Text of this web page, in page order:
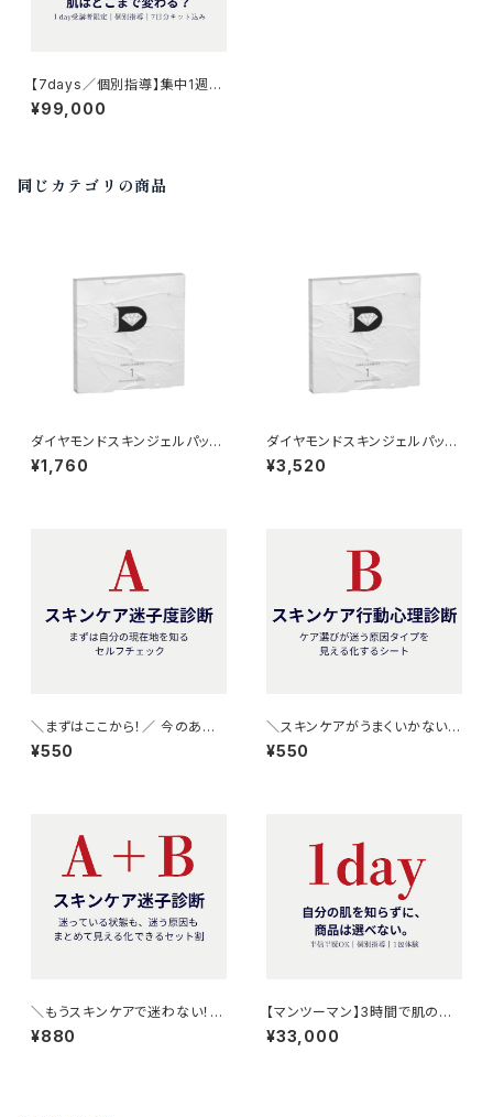
【7days／個別指導】集中1週間
で肌はどこまで変わる？本気の
スキンケア体感講座｜トライア
¥99,000
同じカテゴリの商品
ダイヤモンドスキンジェルパック
（1包入）×１箱 弊社オリジナ
ル｜琉球粘土×炭酸ガスパック
¥1,760
ダイヤモンドスキンジェルパック
（1包入）×２箱 弊社オリジナ
ル｜琉球粘土×炭酸ガスパック
¥3,520
＼まずはここから！／ 今のあな
たの“スキンケア迷子レベル”が
3分でわかるセルフ診断シート
¥550
＼スキンケアがうまくいかない理
由は“肌”ではなく“思考”にあ
る？／ ケア迷いを生む原因タイ
¥550
＼もうスキンケアで迷わない！／
「今どれくらい迷っているか」と
「なぜ迷うのか」が両方わかる
¥880
【マンツーマン】3時間で肌の変
化を実感する オンラインスキン
ケア講座｜ダイヤモンドスキン
¥33,000